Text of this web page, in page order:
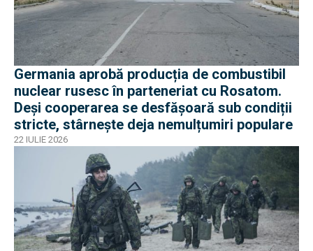
Germania aprobă producția de combustibil
nuclear rusesc în parteneriat cu Rosatom.
Deși cooperarea se desfășoară sub condiții
stricte, stârnește deja nemulțumiri populare
22 IULIE 2026